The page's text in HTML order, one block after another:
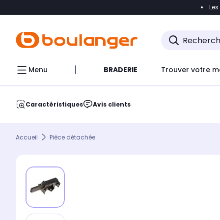
Accéder
Menu BRADERIE Trouver votre
Caractéristiques Avis clients
Accueil Pièce détachée